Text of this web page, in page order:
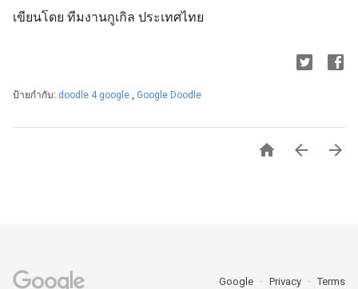
เขียนโดย ทีมงานกูเกิล ประเทศไทย
ป้ายกำกับ: doodle 4 google , Google Doodle
  
Google Privacy Terms